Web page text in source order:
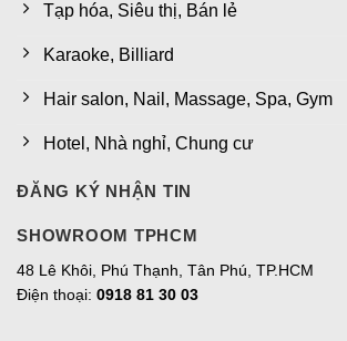
Tạp hóa, Siêu thị, Bán lẻ
Karaoke, Billiard
Hair salon, Nail, Massage, Spa, Gym
Hotel, Nhà nghỉ, Chung cư
ĐĂNG KÝ NHẬN TIN
SHOWROOM TPHCM
48 Lê Khôi, Phú Thạnh, Tân Phú, TP.HCM
Điện thoại: 0918 81 30 03